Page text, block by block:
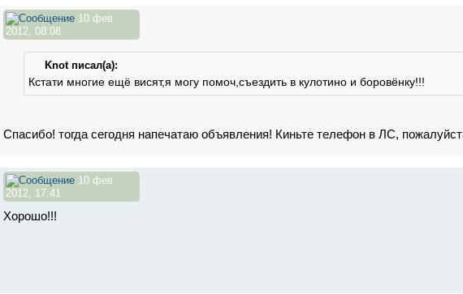
10 фев
2012, 08:08
Knot писал(а):
Кстати многие ещё висят,я могу помоч,съездить в кулотино и боровёнку!!!
Спасибо! тогда сегодня напечатаю объявления! Киньте телефон в ЛС,
10 фев
2012, 17:41
Хорошо!!!